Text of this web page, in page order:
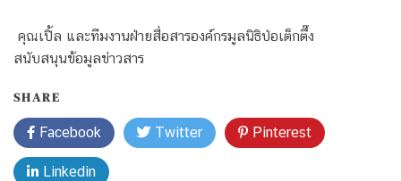
คุณเปิ้ล และทีมงานฝ่ายสื่อสารองค์กรมูลนิธิป่อเต็กตึ๊ง
สนับสนุนข้อมูลข่าวสาร
SHARE
Facebook Twitter Pinterest
Linkedin